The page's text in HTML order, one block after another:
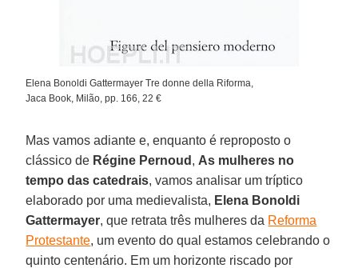
Elena Bonoldi Gattermayer Tre donne della Riforma,
Jaca Book, Milão, pp. 166, 22 €
Mas vamos adiante e, enquanto é reproposto o
clássico de Régine Pernoud , As mulheres no
tempo das catedrais, vamos analisar um tríptico
elaborado por uma medievalista, Elena Bonoldi
Gattermayer, que retrata três mulheres da Reforma
Protestante, um evento do qual estamos celebrando o
quinto centenário. Em um horizonte riscado por